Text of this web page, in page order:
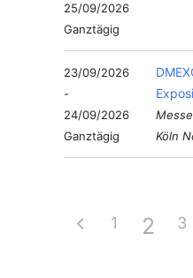
25/09/2026
Ganztägig
23/09/2026
-
24/09/2026
Ganztägig
Köln
1 2 3